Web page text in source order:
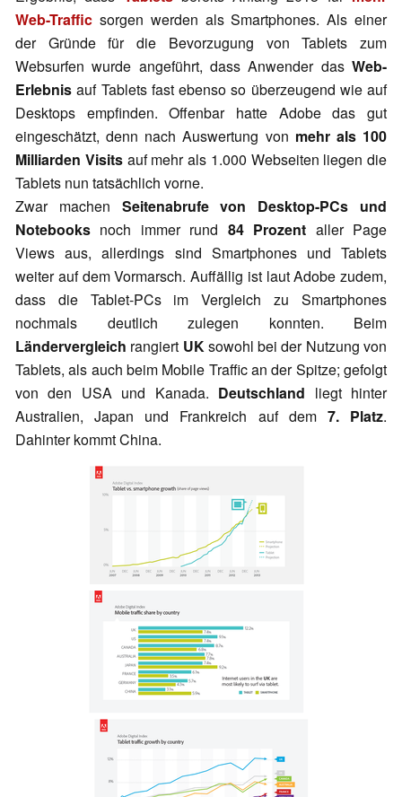
Web-Traffic sorgen werden als Smartphones. Als einer
der Gründe für die Bevorzugung von Tablets zum
Websurfen wurde angeführt, dass Anwender das Web-
Erlebnis auf Tablets fast ebenso so überzeugend wie auf
Desktops empfinden. Offenbar hatte Adobe das gut
eingeschätzt, denn nach Auswertung von mehr als 100
Milliarden Visitsauf mehr als 1.000 Webseiten liegen die
Tablets nun tatsächlich vorne.
Zwar machen Seitenabrufe von Desktop-PCs und
Notebooks noch immer rund 84 Prozent aller Page
Views aus, allerdings sind Smartphones und Tablets
weiter auf dem Vormarsch. Auffällig ist laut Adobe zudem,
dass die Tablet-PCs im Vergleich zu Smartphones
nochmals deutlich zulegen konnten. Beim
Ländervergleich rangiert UKsowohl bei der Nutzung von
Tablets, als auch beim Mobile Traffic an der Spitze; gefolgt
von den USA und Kanada. Deutschland liegt hinter
Australien, Japan und Frankreich auf dem 7. Platz.
Dahinter kommt China.